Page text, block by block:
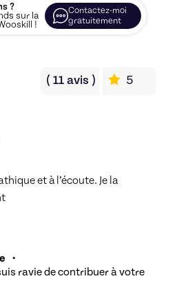
?
sur la
!
Contactez-moi
gratuitement
( 11avis ) 5
et à l’écoute. Je la
•
ravie de contribuer à votre